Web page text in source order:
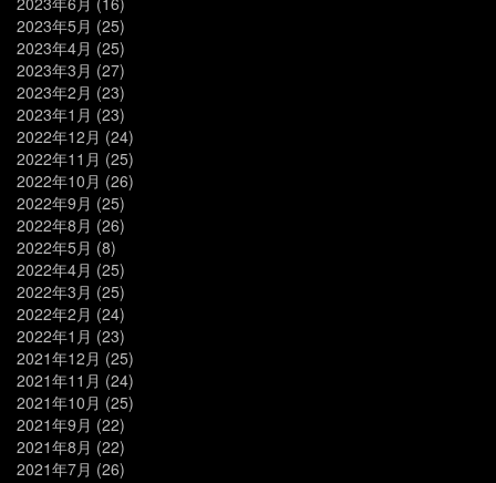
2023年5月 (25)
2023年4月 (25)
2023年3月 (27)
2023年2月 (23)
2023年1月 (23)
2022年12月 (24)
2022年11月 (25)
2022年10月 (26)
2022年9月 (25)
2022年8月 (26)
2022年5月 (8)
2022年4月 (25)
2022年3月 (25)
2022年2月 (24)
2022年1月 (23)
2021年12月 (25)
2021年11月 (24)
2021年10月 (25)
2021年9月 (22)
2021年8月 (22)
2021年7月 (26)